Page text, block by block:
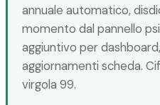
annuale automatico,
momento dal pannello
aggiuntivo per
aggiornamenti scheda.
virgola 99.